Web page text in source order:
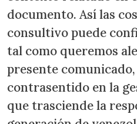
documento. Así las
consultivo puede
tal como queremos
presente
contrasentido en la
que trasciende la